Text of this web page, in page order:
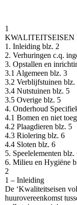
1
1. Inleiding blz. 2
2. Verhuringen c.q.
3. Opstallen en
3.1 Algemeen blz. 3
3.2 Verblijfstuinen
3.4 Nutstuinen blz. 5
3.5 Overige blz. 5
4. Onderhoud
4.1 Bomen en niet
4.2 Plaagdieren blz. 5
4.3 Riolering blz. 6
4.4 Sloten blz. 6
5. Speelelementen blz.
6. Milieu en Hygiëne
2
1 – Inleiding
De ‘Kwaliteitseisen
huurovereenkomst